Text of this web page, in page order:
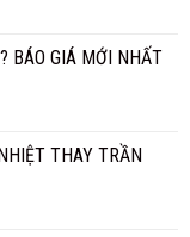
BÁO GIÁ MỚI NHẤT
THAY TRẦN